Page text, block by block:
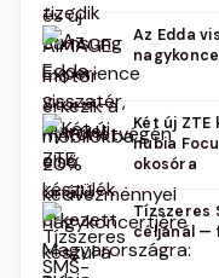
Az Edda
Két új
nubia
okosóra
Tízszeres
céljánál —